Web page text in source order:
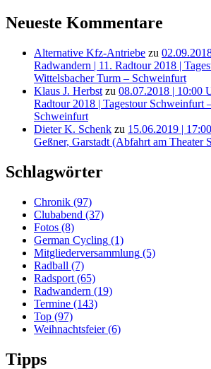
Neueste Kommentare
Alternative Kfz-Antriebe zu
Radwandern | 11. Radtour 2018 |
Wittelsbacher Turm – Schweinfurt
Klaus J. Herbst zu 08.07.2018 | 10:00
Radtour 2018 | Tagestour Schweinfurt
Schweinfurt
Dieter K. Schenk zu 15.06.2019 |
Geßner, Garstadt (Abfahrt am Theater
Schlagwörter
Chronik (97)
Clubabend (37)
Fotos (8)
German Cycling (1)
Mitgliederversammlung (5)
Radball (7)
Radsport (65)
Radwandern (19)
Termine (143)
Top (97)
Weihnachtsfeier(6)
Tipps